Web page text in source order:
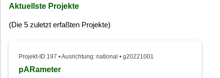
Datenschutz
Aktuellste Projekte
(Die 5 zuletzt erfaßten Projekte)
Projekt-ID:197 • Ausrichtung: national • g20221001
pARameter